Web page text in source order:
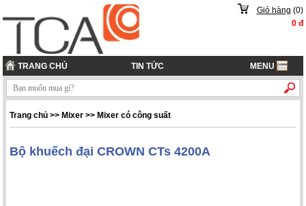
Giỏ hàng (0)
0đ
TRANG CHỦ TIN TỨC MENU
Trang chủ >> Mixer >> Mixer có công suất
Bộ khuếch đại CROWN CTs 4200A